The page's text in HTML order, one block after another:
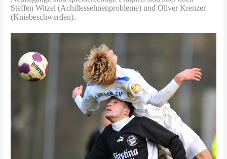
Steffen Witzel (Achillessehnenprobleme) und Oliver Krenzer
(Kniebeschwerden).